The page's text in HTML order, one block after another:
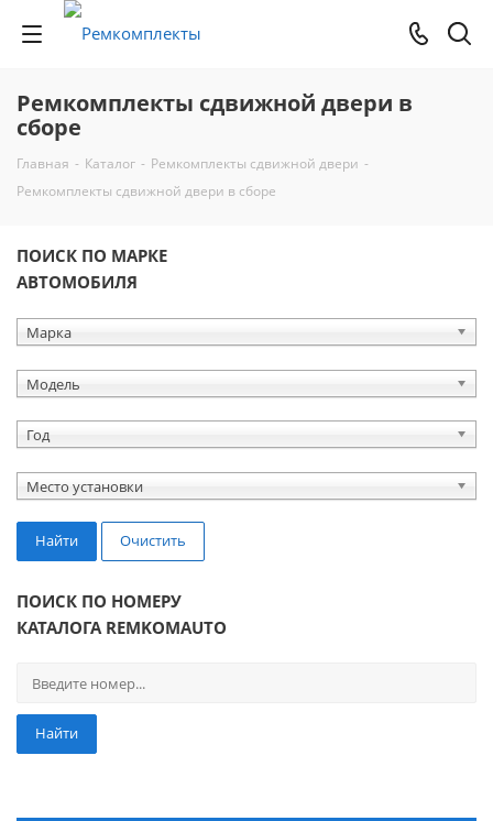
Ремкомплекты сдвижной двери в
сборе
Главная - Каталог - Ремкомплекты сдвижной двери -
Ремкомплекты сдвижной двери в сборе
ПОИСК ПО МАРКЕ
АВТОМОБИЛЯ
Марка
Модель
Год
Место установки
Найти Очистить
ПОИСК ПО НОМЕРУ
КАТАЛОГА REMKOMAUTO
Найти